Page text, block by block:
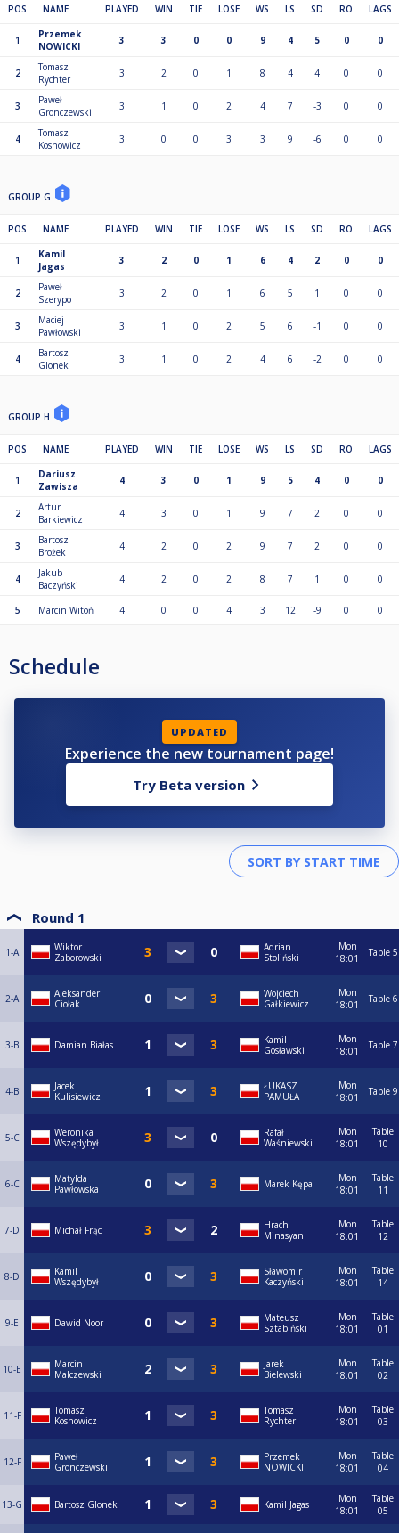
POS NAME PLAYED WIN TIE LOSE WS LS SD RO LAGS
1
Przemek
NOWICKI
3 3 0 0 9 4 5 0 0
2
Tomasz
Rychter
3 2 0 1 8 4 4 0 0
3
Paweł
Gronczewski
3 1 0 2 4 7 -3 0 0
4
Tomasz
Kosnowicz
3 0 0 3 3 9 -6 0 0
GROUP G
POS NAME PLAYED WIN TIE LOSE WS LS SD RO LAGS
1
Kamil
Jagas
3 2 0 1 6 4 2 0 0
2
Paweł
Szerypo
3 2 0 1 6 5 1 0 0
3
Maciej
Pawłowski
3 1 0 2 5 6 -1 0 0
4
Bartosz
Glonek
3 1 0 2 4 6 -2 0 0
GROUP H
POS NAME PLAYED WIN TIE LOSE WS LS SD RO LAGS
1
Dariusz
Zawisza
4 3 0 1 9 5 4 0 0
2
Artur
Barkiewicz
4 3 0 1 9 7 2 0 0
3
Bartosz
Brożek
4 2 0 2 9 7 2 0 0
4
Jakub
Baczyński
4 2 0 2 8 7 1 0 0
5 Marcin Witoń 4 0 0 4 3 12 -9 0 0
Schedule
UPDATED
Experience the new tournament page!
Try Beta version
Round 1
1-A
Wiktor
Zaborowski
Adrian
Stoliński
Mon
18:01
Table 5
2-A
Aleksander
Ciołak
Wojciech
Gałkiewicz
Mon
18:01
Table 6
3-B Damian Białas
Kamil
Gosławski
Mon
18:01
Table 7
4-B
Jacek
Kulisiewicz
ŁUKASZ
PAMUŁA
Mon
18:01
Table 9
5-C
Weronika
Wszędybył
Rafał
Waśniewski
Mon
18:01
Table
10
6-C
Matylda
Pawłowska
Marek Kępa
Mon
18:01
Table
11
7-D Michał Frąc
Hrach
Minasyan
Mon
18:01
Table
12
8-D
Kamil
Wszędybył
Sławomir
Kaczyński
Mon
18:01
Table
14
9-E Dawid Noor
Mateusz
Sztabiński
Mon
18:01
Table
01
10-E
Marcin
Malczewski
Jarek
Bielewski
Mon
18:01
Table
02
11-F
Tomasz
Kosnowicz
Tomasz
Rychter
Mon
18:01
Table
03
12-F
Paweł
Gronczewski
Przemek
NOWICKI
Mon
18:01
Table
04
13-G Bartosz Glonek Kamil Jagas
Mon
18:01
Table
05